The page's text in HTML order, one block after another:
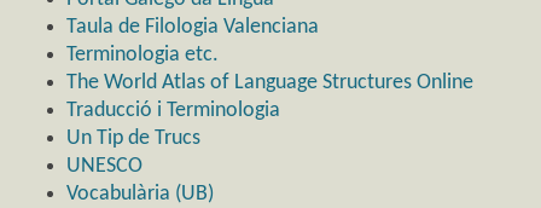
Taula de Filologia Valenciana
Terminologia etc.
The World Atlas of Language Structures Online
Traducció i Terminologia
Un Tip de Trucs
UNESCO
Vocabulària (UB)